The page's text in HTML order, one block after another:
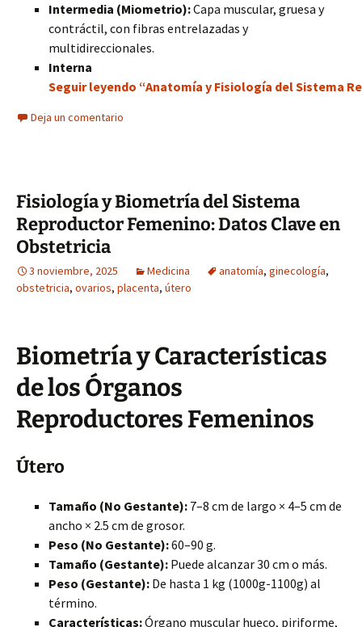
Intermedia (Miometrio):Capa muscular, gruesa y
contráctil, con fibras entrelazadas y
multidireccionales.
Interna
Seguir leyendo “Anatomía y Fisiología del Sistema
Deja un comentario
Fisiología y Biometría del Sistema
Reproductor Femenino: Datos Clave en
Obstetricia
3 noviembre, 2025 Medicina anatomía, ginecología,
obstetricia, ovarios, placenta, útero
Biometría y Características
de los Órganos
Reproductores Femeninos
Útero
Tamaño (No Gestante): 7–8 cm de largo × 4–5 cm de
ancho × 2.5 cm de grosor.
Peso (No Gestante):60–90 g.
Tamaño (Gestante): Puede alcanzar 30 cm o más.
Peso (Gestante): De hasta 1 kg (1000g-1100g) al
término.
Características:Órgano muscular hueco, piriforme,